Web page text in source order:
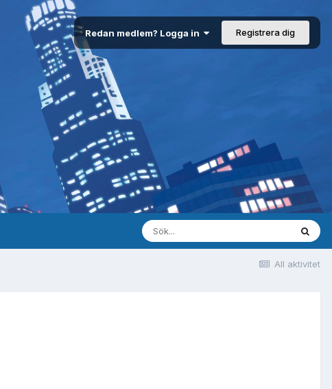
Redan medlem? Logga in Registrera dig
All aktivitet